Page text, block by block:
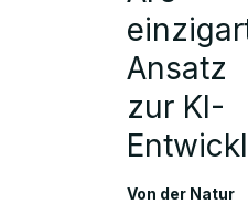
Ansatz
zur KI-
Von der Natur